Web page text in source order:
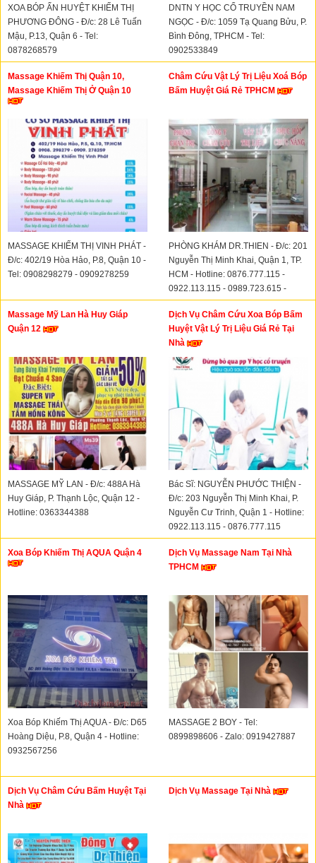
XOA BÓP ẤN HUYỆT KHIẾM THỊ
PHƯƠNG ĐÔNG - Đ/c: 28 Lê Tuấn
Mậu, P.13, Quận 6 - Tel:
0878268579
DNTN Y HỌC CỔ TRUYỀN NAM
NGỌC - Đ/c: 1059 Tạ Quang Bửu, P.
Bình Đông, TPHCM - Tel:
0902533849
Massage Khiếm Thị Quận 10,
Massage Khiếm Thị Ở Quận 10
MASSAGE KHIẾM THỊ VINH PHÁT -
Đ/c: 402/19 Hòa Hảo, P.8, Quận 10 -
Tel: 0908298279 - 0909278259
Châm Cứu Vật Lý Trị Liệu Xoá Bóp
Bấm Huyệt Giá Rẻ TPHCM
PHÒNG KHÁM DR.THIEN - Đ/c: 201
Nguyễn Thị Minh Khai, Quận 1, TP.
HCM - Hotline: 0876.777.115 -
0922.113.115 - 0989.723.615 -
0932.62.22.72
Massage Mỹ Lan Hà Huy Giáp
Quận 12
MASSAGE MỸ LAN - Đ/c: 488A Hà
Huy Giáp, P. Thạnh Lộc, Quận 12 -
Hotline: 0363344388
Dịch Vụ Châm Cứu Xoa Bóp Bấm
Huyệt Vật Lý Trị Liệu Giá Rẻ Tại
Nhà
Bác Sĩ: NGUYỄN PHƯỚC THIỆN -
Đ/c: 203 Nguyễn Thị Minh Khai, P.
Nguyễn Cư Trinh, Quận 1 - Hotline:
0922.113.115 - 0876.777.115
Xoa Bóp Khiếm Thị AQUA Quận 4
Xoa Bóp Khiếm Thị AQUA - Đ/c: D65
Hoàng Diệu, P.8, Quận 4 - Hotline:
0932567256
Dịch Vụ Massage Nam Tại Nhà
TPHCM
MASSAGE 2 BOY - Tel:
0899898606 - Zalo: 0919427887
Dịch Vụ Châm Cứu Bấm Huyệt Tại
Nhà
Dịch Vụ Massage Tại Nhà